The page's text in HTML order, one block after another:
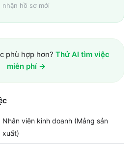
nhận hồ sơ mới
phù hợp hơn? Thử AI tìm việc
miễn phí →
Nhân viên kinh doanh (Mảng sản
xuất)